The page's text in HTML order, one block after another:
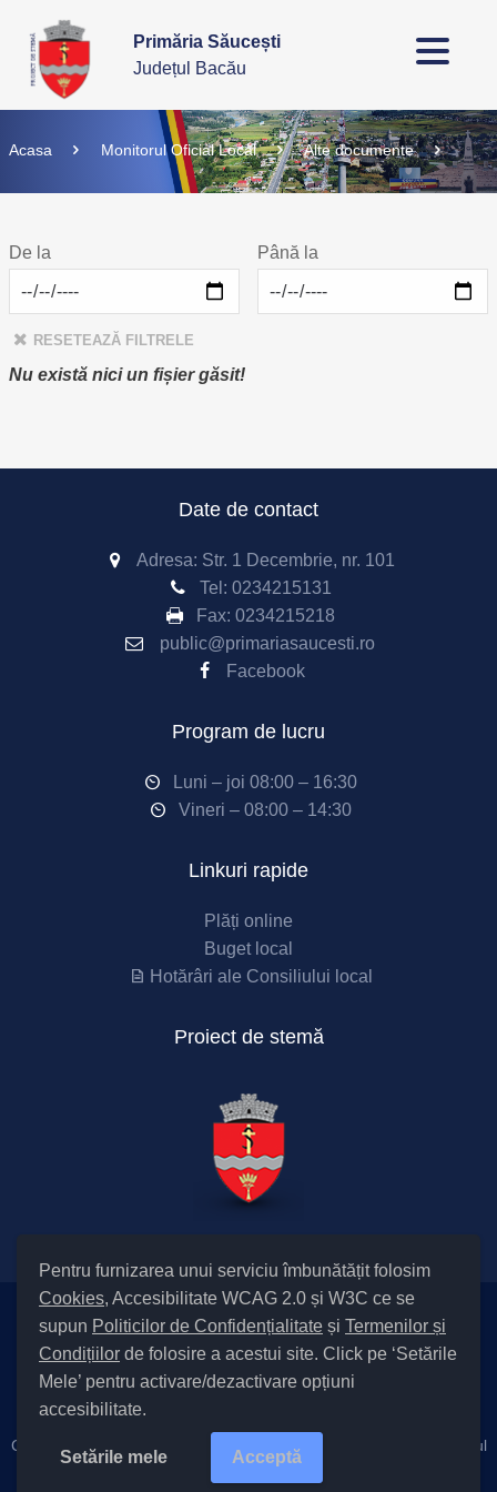
Pentru furnizarea unui serviciu îmbunătățit folosim
Cookies, Accesibilitate WCAG 2.0 și W3C ce se
supun Politicilor de Confidențialitate și Termenilor și
Condițiilor de folosire a acestui site. Click pe ‘Setările
Mele’ pentru activare/dezactivare opțiuni
accesibilitate.
Setările mele Acceptă
Primăria Săucești
Județul Bacău
Acasa Monitorul Oficial Local Alte documente
De la Până la
RESETEAZĂ FILTRELE
Nu există nici un fișier găsit!
Date de contact
Adresa: Str. 1 Decembrie, nr. 101
Tel: 0234215131
Fax: 0234215218
public@primariasaucesti.ro
Facebook
Program de lucru
Luni – joi 08:00 – 16:30
Vineri – 08:00 – 14:30
Linkuri rapide
Plăți online
Buget local
Hotărâri ale Consiliului local
Proiect de stemă
Setări Cookies și Accesibilitate
Informare cu privire la prelucrarea datelor|Politică de utilizare
| Termeni și condiții de utilizare a site-ului
Cod Județ 4 / Județul Bacău / Tipul UAT – 14 – C – Comună / Codul
SIRUTA al Unității Administrativ-Teritoriale 25228 / Săucești